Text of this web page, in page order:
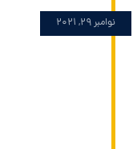
نوامبر 29, 2021